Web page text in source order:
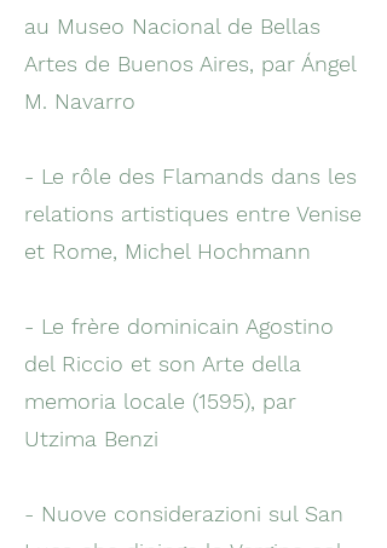
au Museo Nacional de Bellas
Artes de Buenos Aires, par Ángel
M. Navarro
- Le rôle des Flamands dans les
relations artistiques entre Venise
et Rome, Michel Hochmann
- Le frère dominicain Agostino
del Riccio et son Arte della
memoria locale (1595), par
Utzima Benzi
- Nuove considerazioni sul San